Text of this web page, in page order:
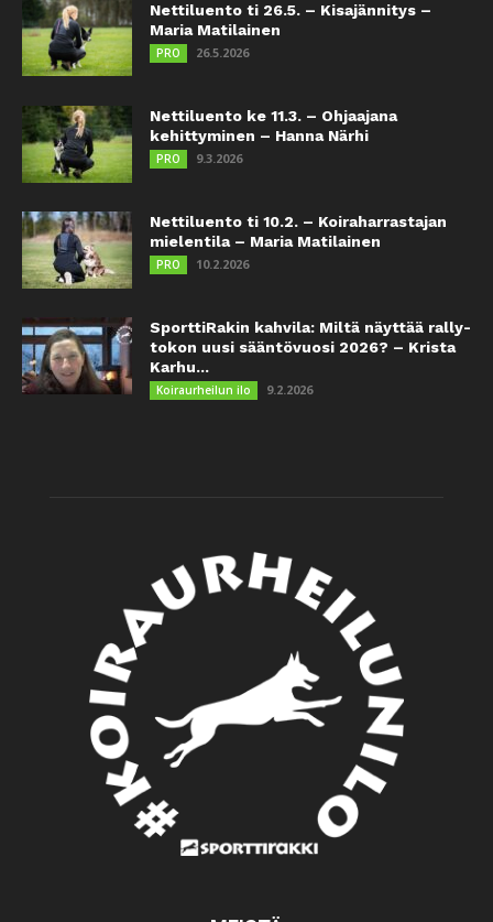
Nettiluento ti 26.5. – Kisajännitys –
Maria Matilainen
PRO 26.5.2026
Nettiluento ke 11.3. – Ohjaajana
kehittyminen – Hanna Närhi
PRO 9.3.2026
Nettiluento ti 10.2. – Koiraharrastajan
mielentila – Maria Matilainen
PRO 10.2.2026
SporttiRakin kahvila: Miltä näyttää rally-
tokon uusi sääntövuosi 2026? – Krista
Karhu...
Koiraurheilun ilo 9.2.2026